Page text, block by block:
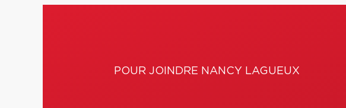
POUR JOINDRE NANCY LAGUEUX